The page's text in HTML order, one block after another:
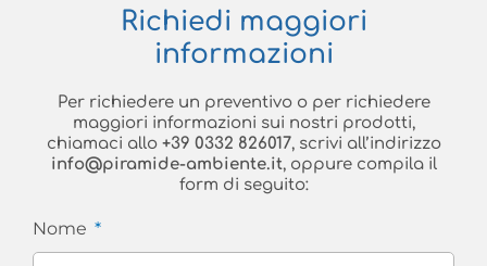
Richiedi maggiori
informazioni
Per richiedere un preventivo o per richiedere
maggiori informazioni sui nostri prodotti,
chiamaci allo +39 0332 826017, scrivi all’indirizzo
info@piramide-ambiente.it, oppure compila il
form di seguito:
Nome